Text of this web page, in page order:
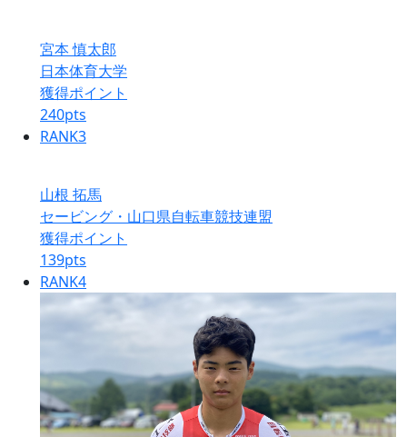
宮本 慎太郎
日本体育大学
獲得ポイント
240pts
RANK3
山根 拓馬
セービング・山口県自転車競技連盟
獲得ポイント
139pts
RANK4